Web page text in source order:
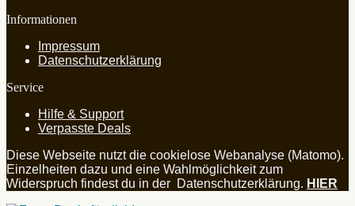
Informationen
Impressum
Datenschutzerklärung
Service
Hilfe & Support
Verpasste Deals
Diese Webseite nutzt die cookielose Webanalyse (Matomo).
Einzelheiten dazu und eine Wahlmöglichkeit zum
Widerspruch findest du in der Datenschutzerklärung. HIER